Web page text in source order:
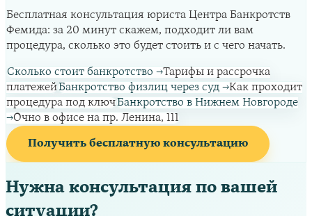
Бесплатная консультация юриста Центра Банкротств
Фемида: за 20 минут скажем, подходит ли вам
процедура, сколько это будет стоить и с чего начать.
Сколько стоит банкротство →Тарифы и рассрочка
платежейБанкротство физлиц через суд →Как проходит
процедура под ключБанкротство в Нижнем Новгороде
→Очно в офисе на пр. Ленина, 111
Получить бесплатную консультацию
Нужна консультация по вашей
ситуации?